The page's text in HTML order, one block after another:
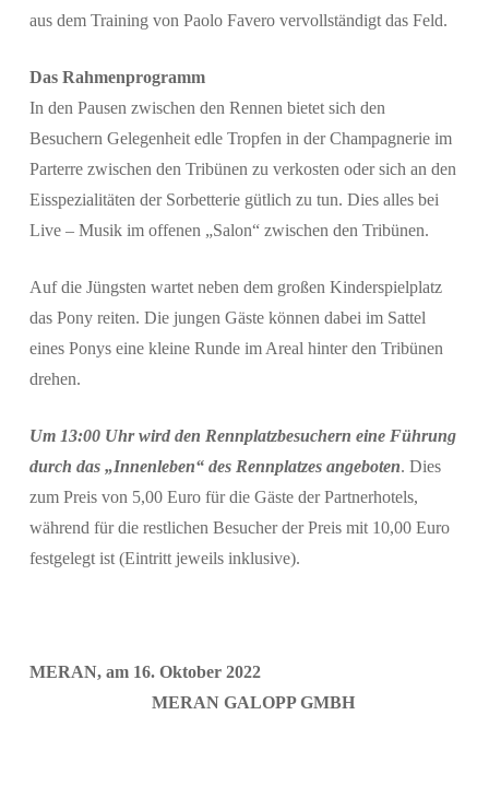
aus dem Training von Paolo Favero vervollständigt das Feld.
Das Rahmenprogramm
In den Pausen zwischen den Rennen bietet sich den
Besuchern Gelegenheit edle Tropfen in der Champagnerie im
Parterre zwischen den Tribünen zu verkosten oder sich an den
Eisspezialitäten der Sorbetterie gütlich zu tun. Dies alles bei
Live – Musik im offenen „Salon“ zwischen den Tribünen.
Auf die Jüngsten wartet neben dem großen Kinderspielplatz
das Pony reiten. Die jungen Gäste können dabei im Sattel
eines Ponys eine kleine Runde im Areal hinter den Tribünen
drehen.
Um 13:00 Uhr wird den Rennplatzbesuchern eine Führung
durch das „Innenleben“ des Rennplatzes angeboten. Dies
zum Preis von 5,00 Euro für die Gäste der Partnerhotels,
während für die restlichen Besucher der Preis mit 10,00 Euro
festgelegt ist (Eintritt jeweils inklusive).
MERAN, am 16. Oktober 2022
MERAN GALOPP GMBH